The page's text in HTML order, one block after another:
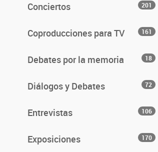
Conciertos 201
Coproducciones para TV 161
Debates por la memoria 18
Diálogos y Debates 72
Entrevistas 106
Exposiciones 170